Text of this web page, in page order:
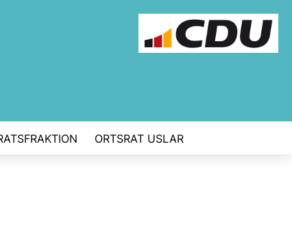
ORTSRAT USLAR